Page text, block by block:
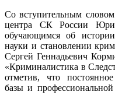
Со вступительным
центра СК России
обучающимся об
науки и становлении
Сергей Геннадьевич
«Криминалистика в
отметив, что
базы и профессиональной